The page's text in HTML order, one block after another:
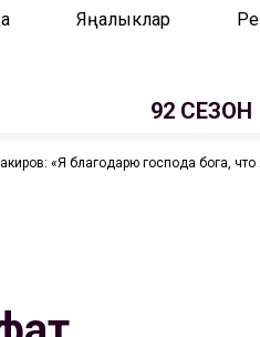
Яңалыклар
92 СЕЗОН
«Я благодарю господа бога,